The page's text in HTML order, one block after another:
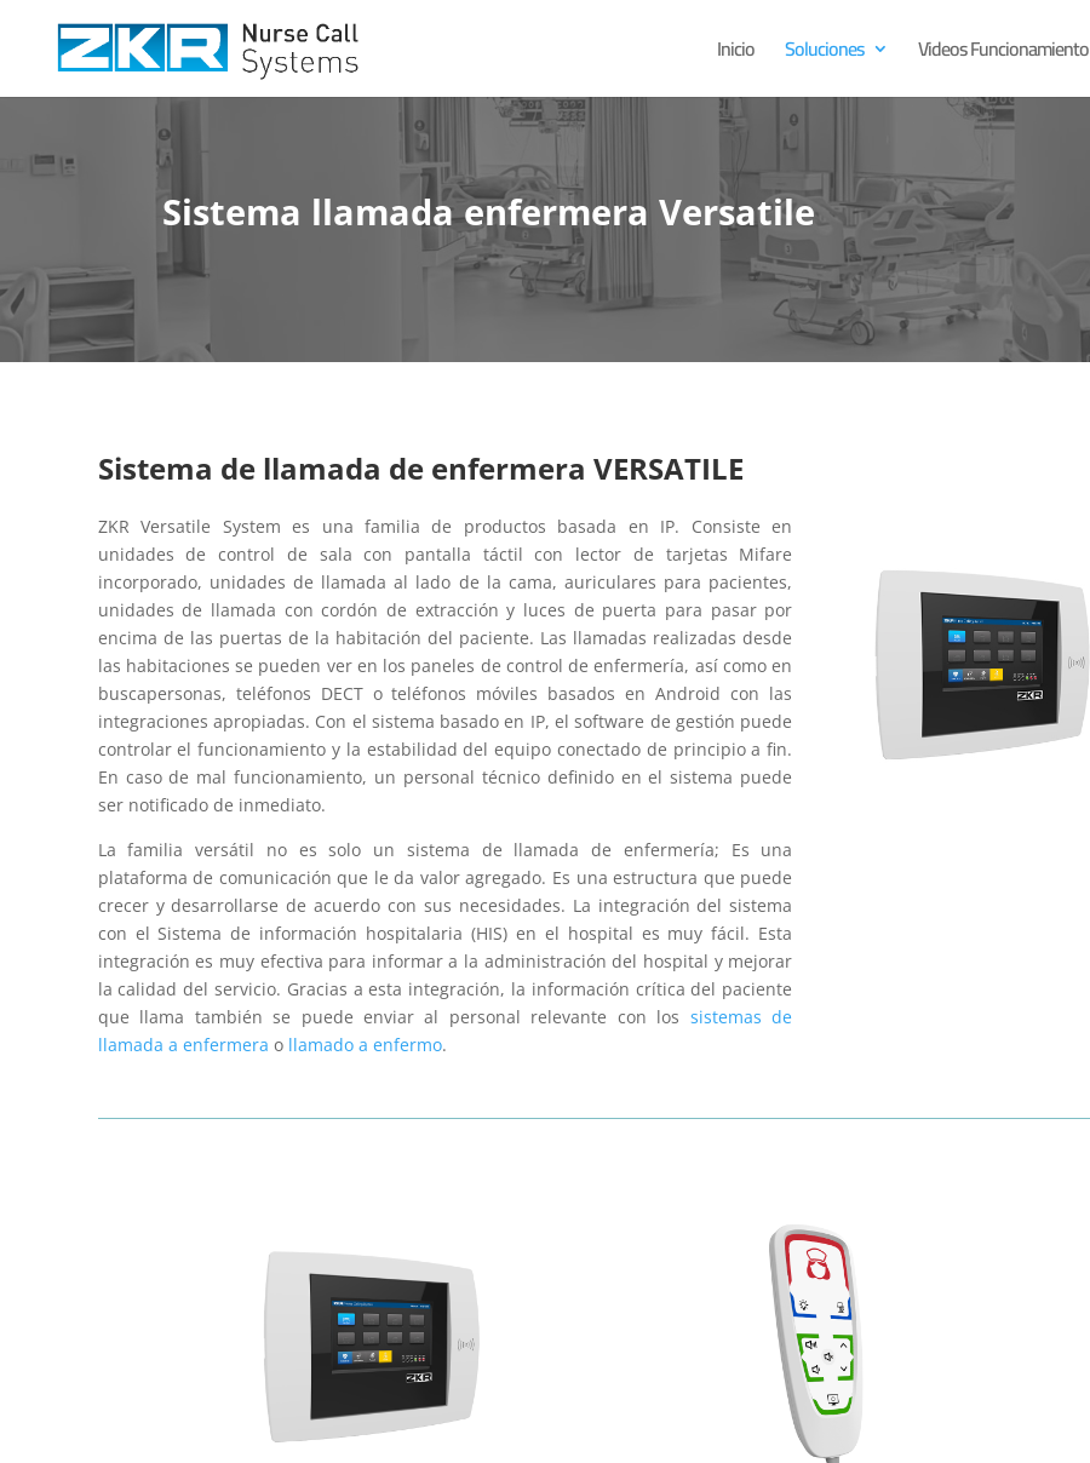
Inicio Soluciones Videos Funcionamiento
Sistema llamada enfermera Versatile
Sistema de llamada de enfermera VERSATILE
ZKR Versatile System es una familia de productos basada en IP. Consiste en
unidades de control de sala con pantalla táctil con lector de tarjetas Mifare
incorporado, unidades de llamada al lado de la cama, auriculares para pacientes,
unidades de llamada con cordón de extracción y luces de puerta para pasar por
encima de las puertas de la habitación del paciente. Las llamadas realizadas desde
las habitaciones se pueden ver en los paneles de control de enfermería, así como en
buscapersonas, teléfonos DECT o teléfonos móviles basados ​​en Android con las
integraciones apropiadas. Con el sistema basado en IP, el software de gestión puede
controlar el funcionamiento y la estabilidad del equipo conectado de principio a fin.
En caso de mal funcionamiento, un personal técnico definido en el sistema puede
ser notificado de inmediato.
La familia versátil no es solo un sistema de llamada de enfermería; Es una
plataforma de comunicación que le da valor agregado. Es una estructura que puede
crecer y desarrollarse de acuerdo con sus necesidades. La integración del sistema
con el Sistema de información hospitalaria (HIS) en el hospital es muy fácil. Esta
integración es muy efectiva para informar a la administración del hospital y mejorar
la calidad del servicio. Gracias a esta integración, la información crítica del paciente
que llama también se puede enviar al personal relevante con los sistemas de
llamada a enfermera o llamado a enfermo.